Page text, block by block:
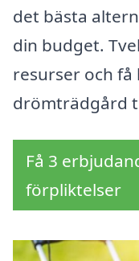
det bästa
din budget.
resurser och
drömträdgård
Få 3
förpliktelser